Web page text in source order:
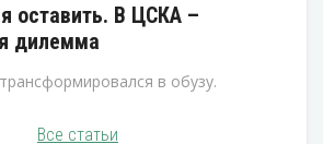
оставить. В ЦСКА –
дилемма
в обузу.
Все статьи